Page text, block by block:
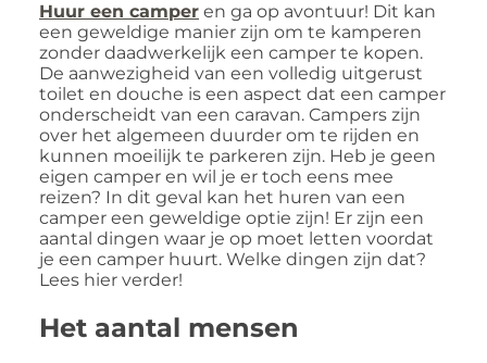
Huur een camper en ga op avontuur! Dit kan
een geweldige manier zijn om te kamperen
zonder daadwerkelijk een camper te kopen.
De aanwezigheid van een volledig uitgerust
toilet en douche is een aspect dat een camper
onderscheidt van een caravan. Campers zijn
over het algemeen duurder om te rijden en
kunnen moeilijk te parkeren zijn. Heb je geen
eigen camper en wil je er toch eens mee
reizen? In dit geval kan het huren van een
camper een geweldige optie zijn! Er zijn een
aantal dingen waar je op moet letten voordat
je een camper huurt. Welke dingen zijn dat?
Lees hier verder!
Het aantal mensen